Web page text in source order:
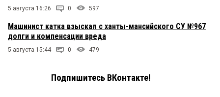
5 августа 16:26 0 597
Машинист катка взыскал с ханты-мансийского СУ №967
долги и компенсации вреда
5 августа 15:44 0 479
Подпишитесь ВКонтакте!